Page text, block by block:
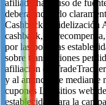
afiliado hace uso de
deberá indicarlo
Cashback y Fidelización
cashback, de
por las políticas
sobre transacciones
afiliación de
y al anunciante mediante
cupones Los sitios web
establecidas para la